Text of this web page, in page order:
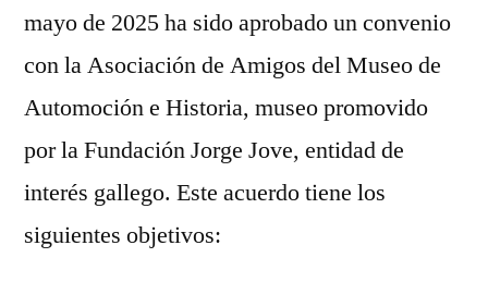
mayo de 2025 ha sido aprobado un convenio
con la Asociación de Amigos del Museo de
Automoción e Historia, museo promovido
por la Fundación Jorge Jove, entidad de
interés gallego. Este acuerdo tiene los
siguientes objetivos: